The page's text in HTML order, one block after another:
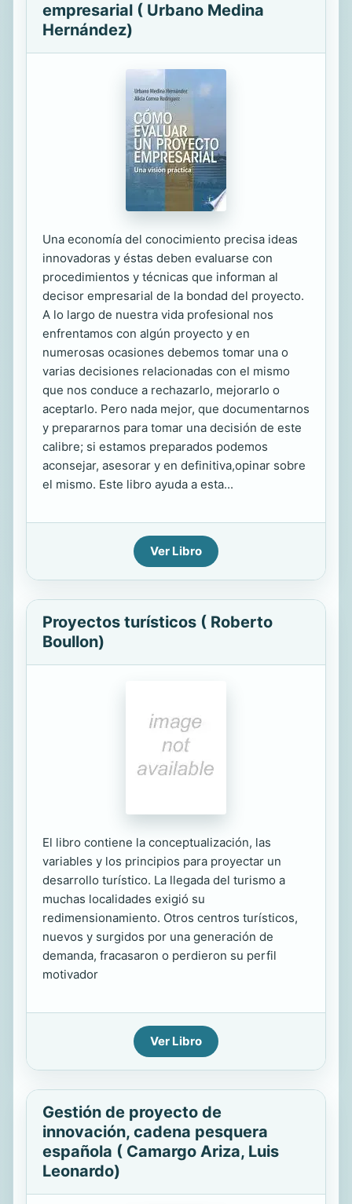
empresarial ( Urbano Medina
Hernández)
Una economía del conocimiento precisa ideas
innovadoras y éstas deben evaluarse con
procedimientos y técnicas que informan al
decisor empresarial de la bondad del proyecto.
A lo largo de nuestra vida profesional nos
enfrentamos con algún proyecto y en
numerosas ocasiones debemos tomar una o
varias decisiones relacionadas con el mismo
que nos conduce a rechazarlo, mejorarlo o
aceptarlo. Pero nada mejor, que documentarnos
y prepararnos para tomar una decisión de este
calibre; si estamos preparados podemos
aconsejar, asesorar y en definitiva,opinar sobre
el mismo. Este libro ayuda a esta...
Ver Libro
Proyectos turísticos ( Roberto
Boullon)
El libro contiene la conceptualización, las
variables y los principios para proyectar un
desarrollo turístico. La llegada del turismo a
muchas localidades exigió su
redimensionamiento. Otros centros turísticos,
nuevos y surgidos por una generación de
demanda, fracasaron o perdieron su perfil
motivador
Ver Libro
Gestión de proyecto de
innovación, cadena pesquera
española ( Camargo Ariza, Luis
Leonardo)